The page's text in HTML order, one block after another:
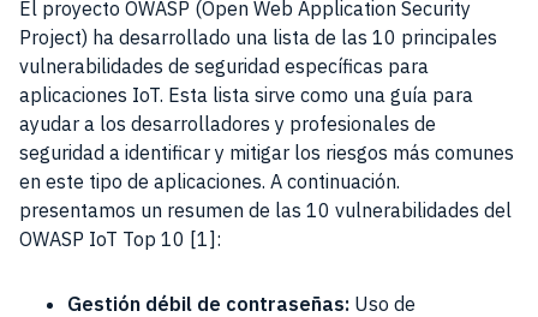
El proyecto OWASP (Open Web Application Security
Project) ha desarrollado una lista de las 10 principales
vulnerabilidades de seguridad específicas para
aplicaciones IoT. Esta lista sirve como una guía para
ayudar a los desarrolladores y profesionales de
seguridad a identificar y mitigar los riesgos más comunes
en este tipo de aplicaciones. A continuación.
presentamos un resumen de las 10 vulnerabilidades del
OWASP IoT Top 10 [1]:
Gestión débil de contraseñas: Uso de